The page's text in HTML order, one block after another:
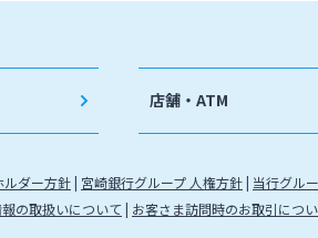
店舗・ATM
ルダー方針 宮崎銀行グループ 人権方針 当行グル
の取扱いについて お客さま訪問時のお取引につ